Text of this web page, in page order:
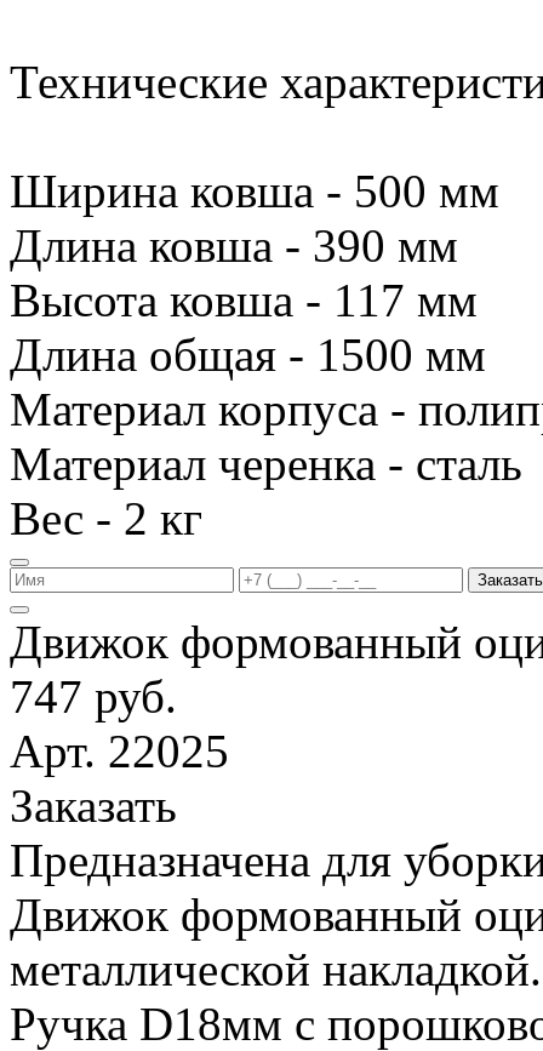
Технические
Ширина ковша - 500 мм
Длина ковша - 390 мм
Высота ковша - 117 мм
Длина общая - 1500 мм
Материал корпуса -
Материал черенка - сталь
Вес - 2 кг
Заказать
Движок формованный
747 руб.
Арт. 22025
Заказать
Предназначена для
Движок формованный
металлической
Ручка D18мм с